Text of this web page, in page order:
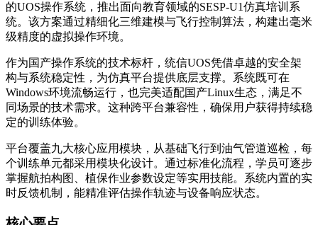
的UOS操作系统，推出面向教育领域的SESP-U1仿真培训系
统。该方案通过精细化三维建模与飞行控制算法，构建出毫米
级精度的虚拟操作环境。
作为国产操作系统的技术标杆，统信UOS凭借卓越的安全架
构与系统稳定性，为仿真平台提供底层支撑。系统既可在
Windows环境流畅运行，也完美适配国产Linux生态，满足不
同场景的技术需求。这种跨平台兼容性，确保用户获得持续稳
定的训练体验。
平台覆盖九大核心应用模块，从基础飞行到油气管道巡检，每
个训练单元都采用模块化设计。通过标准化流程，学员可逐步
掌握航拍构图、植保作业参数设定等实用技能。系统内置的实
时反馈机制，能精准评估操作轨迹与设备响应状态。